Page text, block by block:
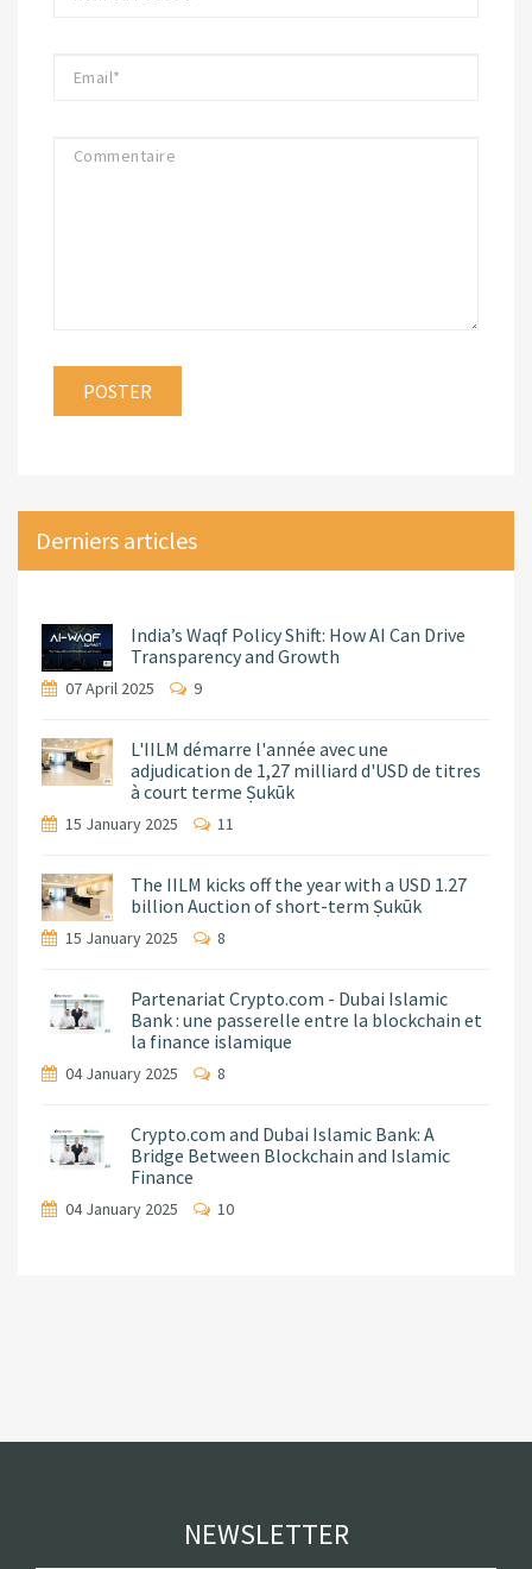
Derniers articles
India’s Waqf Policy Shift: How AI Can Drive
Transparency and Growth
07 April 2025 9
L'IILM démarre l'année avec une
adjudication de 1,27 milliard d'USD de titres
à court terme Ṣukūk
15 January 2025 11
The IILM kicks off the year with a USD 1.27
billion Auction of short-term Ṣukūk
15 January 2025 8
Partenariat Crypto.com - Dubai Islamic
Bank : une passerelle entre la blockchain et
la finance islamique
04 January 2025 8
Crypto.com and Dubai Islamic Bank: A
Bridge Between Blockchain and Islamic
Finance
04 January 2025 10
NEWSLETTER